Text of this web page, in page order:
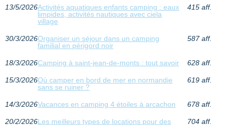
13/5/2026Activités aquatiques enfants camping : eaux
limpides, activités nautiques avec ciela
village
415 aff.
30/3/2026Organiser un séjour dans un camping
familial en périgord noir
587 aff.
18/3/2026Camping à saint-jean-de-monts : tout savoir 628 aff.
15/3/2026Où camper en bord de mer en normandie
sans se ruiner ?
619 aff.
14/3/2026Vacances en camping 4 étoiles à arcachon 678 aff.
20/2/2026Les meilleurs types de locations pour des
704 aff.